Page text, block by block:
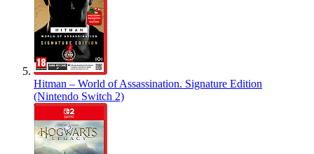
Hitman – World of Assassination. Signature Edition
(Nintendo Switch 2)